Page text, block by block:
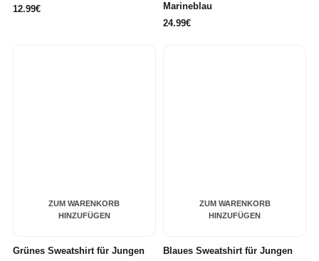
12.99€
Marineblau
24.99€
ZUM WARENKORB
HINZUFÜGEN
Grünes Sweatshirt für Jungen
ZUM WARENKORB
HINZUFÜGEN
Blaues Sweatshirt für Jungen